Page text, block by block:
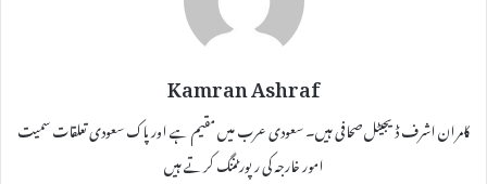
Kamran Ashraf
کامران اشرف ڈیجیٹل صحافی ہیں۔ سعودی عرب میں مقیم ہے اور پاک سعودی تعلقات سمیت
امور خارجہ کی رپورٹننگ کرتے ہیں